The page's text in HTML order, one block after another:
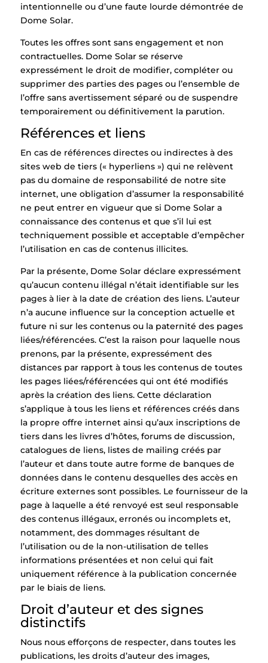
intentionnelle ou d’une faute lourde démontrée de
Dome Solar.
Toutes les offres sont sans engagement et non
contractuelles. Dome Solar se réserve
expressément le droit de modifier, compléter ou
supprimer des parties des pages ou l’ensemble de
l’offre sans avertissement séparé ou de suspendre
temporairement ou définitivement la parution.
Références et liens
En cas de références directes ou indirectes à des
sites web de tiers (« hyperliens ») qui ne relèvent
pas du domaine de responsabilité de notre site
internet, une obligation d’assumer la responsabilité
ne peut entrer en vigueur que si Dome Solar a
connaissance des contenus et que s’il lui est
techniquement possible et acceptable d’empêcher
l’utilisation en cas de contenus illicites.
Par la présente, Dome Solar déclare expressément
qu’aucun contenu illégal n’était identifiable sur les
pages à lier à la date de création des liens. L’auteur
n’a aucune influence sur la conception actuelle et
future ni sur les contenus ou la paternité des pages
liées/référencées. C’est la raison pour laquelle nous
prenons, par la présente, expressément des
distances par rapport à tous les contenus de toutes
les pages liées/référencées qui ont été modifiés
après la création des liens. Cette déclaration
s’applique à tous les liens et références créés dans
la propre offre internet ainsi qu’aux inscriptions de
tiers dans les livres d’hôtes, forums de discussion,
catalogues de liens, listes de mailing créés par
l’auteur et dans toute autre forme de banques de
données dans le contenu desquelles des accès en
écriture externes sont possibles. Le fournisseur de la
page à laquelle a été renvoyé est seul responsable
des contenus illégaux, erronés ou incomplets et,
notamment, des dommages résultant de
l’utilisation ou de la non-utilisation de telles
informations présentées et non celui qui fait
uniquement référence à la publication concernée
par le biais de liens.
Droit d’auteur et des signes
distinctifs
Nous nous efforçons de respecter, dans toutes les
publications, les droits d’auteur des images,